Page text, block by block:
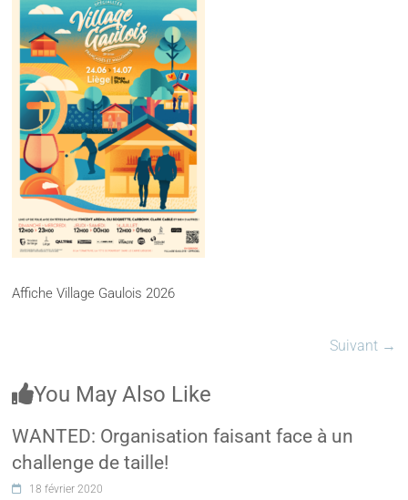
Affiche Village Gaulois 2026
Suivant →
You May Also Like
WANTED: Organisation faisant face à un
challenge de taille!
18 février 2020